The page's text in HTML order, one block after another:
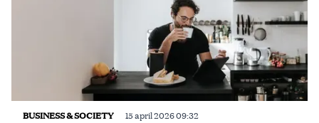
BUSINESS & SOCIETY 15 april 2026 09:32